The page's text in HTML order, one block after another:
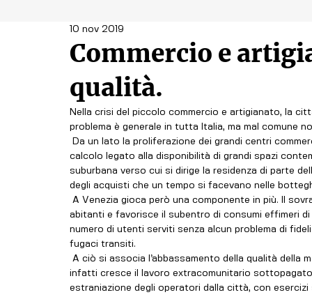
Commercio e
qualità.
10 nov 2019
Nella crisi del piccolo commercio e artigianato, la
problema è generale in tutta Italia, ma mal comune
calcolo legato alla disponibilità di grandi spazi
suburbana verso cui si dirige la residenza di parte
degli acquisti che un tempo si facevano nelle
abitanti e favorisce il subentro di consumi effimeri
numero di utenti serviti senza alcun problema di
fugaci transiti.
infatti cresce il lavoro extracomunitario
estraniazione degli operatori dalla città, con